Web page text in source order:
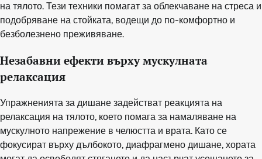
на тялото. Тези техники помагат за облекчаване на стреса и
подобряване на стойката, водещи до по-комфортно и
безболезнено преживяване.
Незабавни ефекти върху мускулната
релаксация
Упражненията за дишане задействат реакцията на
релаксация на тялото, което помага за намаляване на
мускулното напрежение в челюстта и врата. Като се
фокусират върху дълбокото, диафрагмено дишане, хората